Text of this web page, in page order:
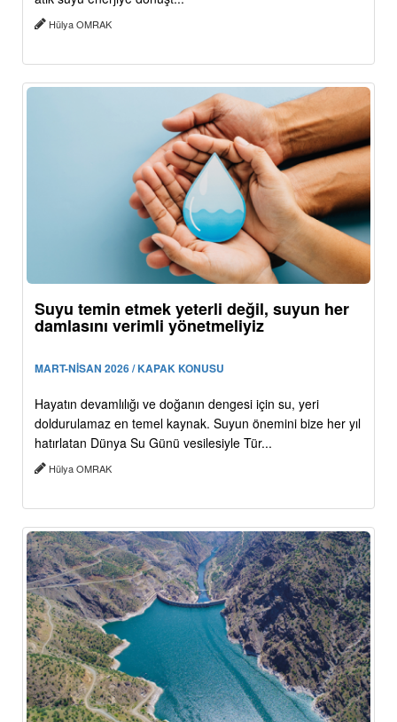
Hülya OMRAK
Suyu temin etmek yeterli değil, suyun her
damlasını verimli yönetmeliyiz
MART-NİSAN 2026 / KAPAK KONUSU
Hayatın devamlılığı ve doğanın dengesi için su, yeri
doldurulamaz en temel kaynak. Suyun önemini bize her yıl
hatırlatan Dünya Su Günü vesilesiyle Tür...
Hülya OMRAK